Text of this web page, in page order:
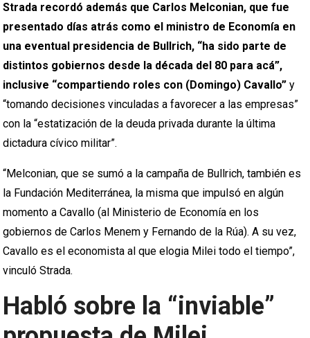
Strada recordó además que Carlos Melconian, que fue
presentado días atrás como el ministro de Economía en
una eventual presidencia de Bullrich, “ha sido parte de
distintos gobiernos desde la década del 80 para acá”,
inclusive “compartiendo roles con (Domingo) Cavallo”y
“tomando decisiones vinculadas a favorecer a las empresas”
con la “estatización de la deuda privada durante la última
dictadura cívico militar”.
“Melconian, que se sumó a la campaña de Bullrich, también es
la Fundación Mediterránea, la misma que impulsó en algún
momento a Cavallo (al Ministerio de Economía en los
gobiernos de Carlos Menem y Fernando de la Rúa). A su vez,
Cavallo es el economista al que elogia Milei todo el tiempo”,
vinculó Strada.
Habló sobre la “inviable”